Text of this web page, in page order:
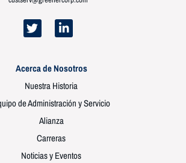
Acerca de Nosotros
Nuestra Historia
de Administración y Servicio
Alianza
Carreras
Noticias y Eventos